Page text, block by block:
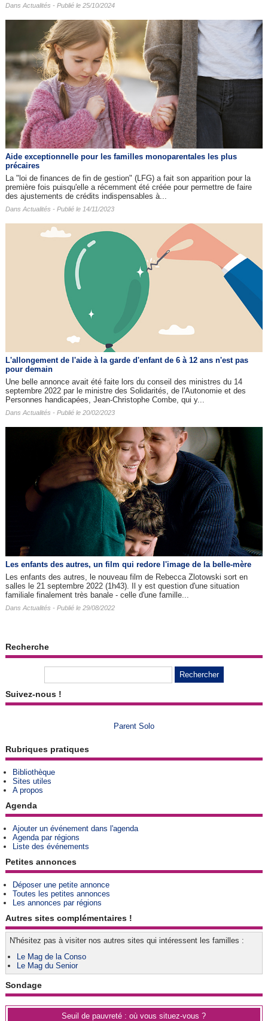
Dans Actualités - Publié le 25/10/2024
Aide exceptionnelle pour les familles monoparentales les plus
précaires
La "loi de finances de fin de gestion" (LFG) a fait son apparition pour la
première fois puisqu'elle a récemment été créée pour permettre de faire
des ajustements de crédits indispensables à...
Dans Actualités - Publié le 14/11/2023
L'allongement de l'aide à la garde d'enfant de 6 à 12 ans n'est pas
pour demain
Une belle annonce avait été faite lors du conseil des ministres du 14
septembre 2022 par le ministre des Solidarités, de l'Autonomie et des
Personnes handicapées, Jean-Christophe Combe, qui y...
Dans Actualités - Publié le 20/02/2023
Les enfants des autres​, un film qui redore l'image de la belle-mère
Les enfants des autres, le nouveau film de Rebecca Zlotowski sort en
salles le 21 septembre 2022 (1h43). Il y est question d'une situation
familiale finalement très banale - celle d'une famille...
Dans Actualités - Publié le 29/08/2022
Recherche
Suivez-nous !
Parent Solo
Rubriques pratiques
Bibliothèque
Sites utiles
A propos
Agenda
Ajouter un événement dans l'agenda
Agenda par régions
Liste des événements
Petites annonces
Déposer une petite annonce
Toutes les petites annonces
Les annonces par régions
Autres sites complémentaires !
N'hésitez pas à visiter nos autres sites qui intéressent les familles :
Le Mag de la Conso
Le Mag du Senior
Sondage
Seuil de pauvreté : où vous situez-vous ?